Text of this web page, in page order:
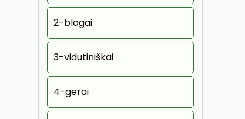
2-blogai
3-vidutiniškai
4-gerai